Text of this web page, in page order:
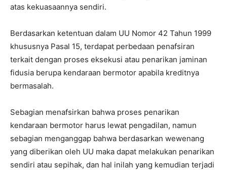
atas kekuasaannya sendiri.
Berdasarkan ketentuan dalam UU Nomor 42 Tahun 1999
khususnya Pasal 15, terdapat perbedaan penafsiran
terkait dengan proses eksekusi atau penarikan jaminan
fidusia berupa kendaraan bermotor apabila kreditnya
bermasalah.
Sebagian menafsirkan bahwa proses penarikan
kendaraan bermotor harus lewat pengadilan, namun
sebagian menganggap bahwa berdasarkan wewenang
yang diberikan oleh UU maka dapat melakukan penarikan
sendiri atau sepihak, dan hal inilah yang kemudian terjadi